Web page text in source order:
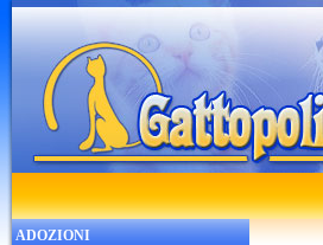
ADOZIONI